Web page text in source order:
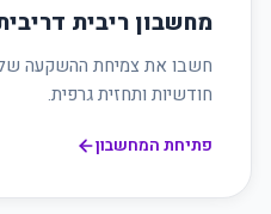
מחשבון ריבית
חשבו את צמיחת ההשקעה
חודשיות ותחזית גרפית.
פתיחת המחשבון